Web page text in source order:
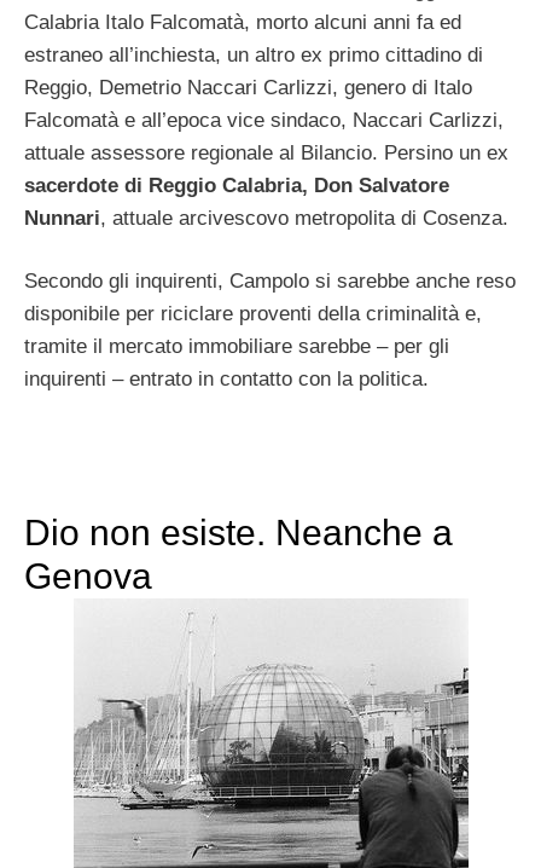
Calabria Italo Falcomatà, morto alcuni anni fa ed
estraneo all’inchiesta, un altro ex primo cittadino di
Reggio, Demetrio Naccari Carlizzi, genero di Italo
Falcomatà e all’epoca vice sindaco, Naccari Carlizzi,
attuale assessore regionale al Bilancio. Persino un ex
sacerdote di Reggio Calabria, Don Salvatore
Nunnari, attuale arcivescovo metropolita di Cosenza.
Secondo gli inquirenti, Campolo si sarebbe anche reso
disponibile per riciclare proventi della criminalità e,
tramite il mercato immobiliare sarebbe – per gli
inquirenti – entrato in contatto con la politica.
Dio non esiste. Neanche a
Genova